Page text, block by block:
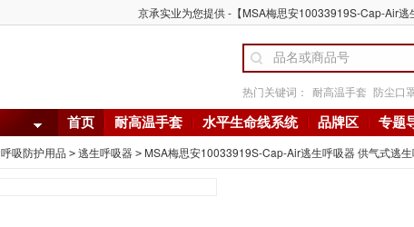
京承实业为您提供 -【MSA梅思安10033919S-Cap-Air
热门关键词： 耐高温手套 防尘口
首页 耐高温手套 水平生命线系统 品牌区 专题
呼吸防护用品 > 逃生呼吸器 > MSA梅思安10033919S-Cap-Air逃生呼吸器 供气式逃